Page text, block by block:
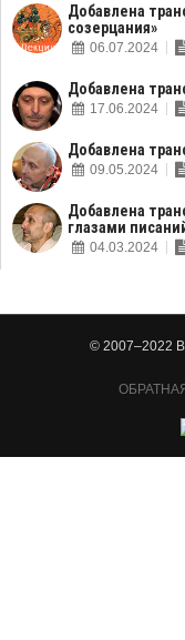
Добавлена
созерцания»
06.07.2024
Добавлена
17.06.2024
Добавлена
09.05.2024
Добавлена
глазами
04.03.2024
© 2007–2022